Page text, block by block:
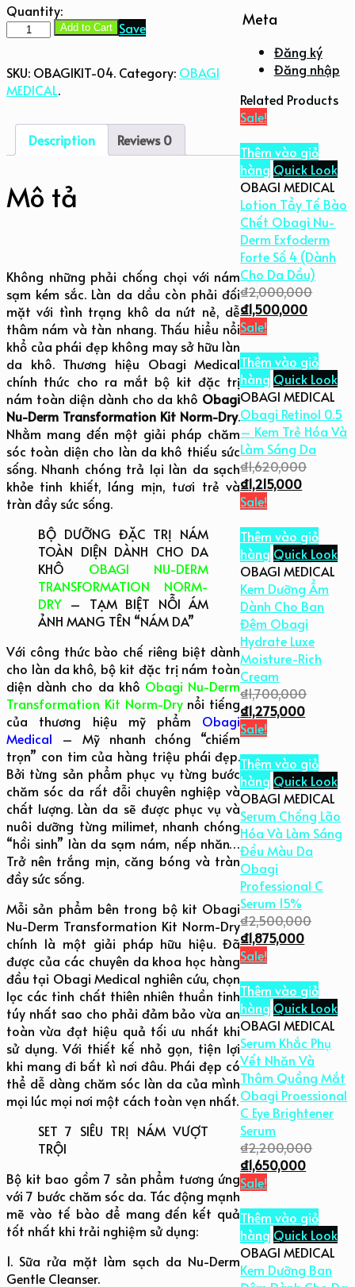
Quantity:
Obagi
Nu-
Transformation
Norm-
–
Dành
Cho
Diện
(Da
Khô)
số
lượng
Add to Cart Save
SKU: OBAGIKIT-04. Category: OBAGI
MEDICAL.
Description Reviews0
Mô tả
Không những phải chống chọi với nám
sạm kém sắc. Làn da dầu còn phải đối
mặt với tình trạng khô da nứt nẻ, dễ
thâm nám và tàn nhang. Thấu hiểu nổi
khổ của phái đẹp không may sở hữu làn
da khô. Thương hiệu Obagi Medical
chính thức cho ra mắt bộ kit đặc trị
nám toàn diện dành cho da khô Obagi
Nu-Derm Transformation Kit Norm-Dry.
Nhằm mang đến một giải pháp chăm
sóc toàn diện cho làn da khô thiếu sức
sống. Nhanh chóng trả lại làn da sạch
khỏe tinh khiết, láng mịn, tươi trẻ và
tràn đầy sức sống.
BỘ DƯỠNG ĐẶC TRỊ NÁM
TOÀN DIỆN DÀNH CHO DA
KHÔ OBAGI NU-DERM
TRANSFORMATION NORM-
DRY – TẠM BIỆT NỖI ÁM
ẢNH MANG TÊN “NÁM DA”
Với công thức bào chế riêng biệt dành
cho làn da khô, bộ kit đặc trị nám toàn
diện dành cho da khô Obagi Nu-Derm
Transformation Kit Norm-Drynổi tiếng
của thương hiệu mỹ phẩm Obagi
Medical – Mỹ nhanh chóng “chiếm
trọn” con tim của hàng triệu phái đẹp.
Bởi từng sản phẩm phục vụ từng bước
chăm sóc da rất đỗi chuyên nghiệp và
chất lượng. Làn da sẽ được phục vụ và
nuôi dưỡng từng milimet, nhanh chóng
“hồi sinh” làn da sạm nám, nếp nhăn…
Trở nên trắng mịn, căng bóng và tràn
đầy sức sống.
Mỗi sản phẩm bên trong bộ kit Obagi
Nu-Derm Transformation Kit Norm-Dry
chính là một giải pháp hữu hiệu. Đã
được của các chuyên da khoa học hàng
đầu tại Obagi Medical nghiên cứu, chọn
lọc các tinh chất thiên nhiên thuần tinh
túy nhất sao cho phải đảm bảo vừa an
toàn vừa đạt hiệu quả tối ưu nhất khi
sử dụng. Với thiết kế nhỏ gọn, tiện lợi
khi mang đi bất kì nơi đâu. Phái đẹp có
thể dễ dàng chăm sóc làn da của mình
mọi lúc mọi nơi một cách toàn vẹn nhất.
SET 7 SIÊU TRỊ NÁM VƯỢT
TRỘI
Bộ kit bao gồm 7 sản phẩm tương ứng
với 7 bước chăm sóc da. Tác động mạnh
mẽ vào tế bào để mang đến kết quả
tốt nhất khi trải nghiệm sử dụng:
1. Sữa rửa mặt làm sạch da Nu-Derm
Gentle Cleanser.
Meta
Đăng ký
Đăng nhập
Related Products
Sale!
Thêm vào giỏ
hàng Quick Look
OBAGI MEDICAL
Lotion Tẩy Tế Bào
Chết Obagi Nu-
Derm Exfoderm
Forte Số 4 (Dành
Cho Da Dầu)
₫2,000,000
₫1,500,000
Sale!
Thêm vào giỏ
hàng Quick Look
OBAGI MEDICAL
Obagi Retinol 0.5
– Kem Trẻ Hóa Và
Làm Sáng Da
₫1,620,000
₫1,215,000
Sale!
Thêm vào giỏ
hàng Quick Look
OBAGI MEDICAL
Kem Dưỡng Ẩm
Dành Cho Ban
Đêm Obagi
Hydrate Luxe
Moisture-Rich
Cream
₫1,700,000
₫1,275,000
Sale!
Thêm vào giỏ
hàng Quick Look
OBAGI MEDICAL
Serum Chống Lão
Hóa Và Làm Sáng
Đều Màu Da
Obagi
Professional C
Serum 15%
₫2,500,000
₫1,875,000
Sale!
Thêm vào giỏ
hàng Quick Look
OBAGI MEDICAL
Serum Khắc Phụ
Vết Nhăn Và
Thâm Quầng Mắt
Obagi Proessional
C Eye Brightener
Serum
₫2,200,000
₫1,650,000
Sale!
Thêm vào giỏ
hàng Quick Look
OBAGI MEDICAL
Kem Dưỡng Ban